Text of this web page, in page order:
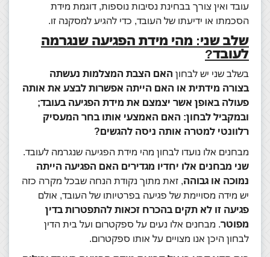
עובד ואין צורך בבחינת נסיבות נוספות, דוגמת מידת
הסכמתו או ידיעתו של העובד, כדי להגיע למסקנה זו.
שלב שני: מהי מידת הפגיעה שנגרמה
לעובד?
בשלב שני יש לבחון האם הצבת המצלמות נעשתה
בצורה מידתית או האם הייתה אפשרות לבצע את אותה
פעולה באופן אשר יצמצם את מידת הפגיעה בעובד;
ובמקביל לבחון: האם האמצעי אותו בחר המעסיק
רלוונטי למטרה אותה ניסה להגשים?
מבחנים אלו נועדו לבחון מהי מידת הפגיעה שנגרמה לעובד.
שני מבחנים אלו יחדיו מגדירים האם הפגיעה הייתה
נמוכה או גבוהה, זאת מתוך נקודת הנחה שבכל מקרה כזה
יש מידה מסויימת של פגיעה בפרטיותו של העובד, אולם
פגיעה זו לא תקים בהכרח זכאות להתפטרות בדין
מפוטר. מבחנים אלו נעים על ספקטרום ועל בית הדין
לבחון היכן אנו מצויים על אותו ספקטרום.